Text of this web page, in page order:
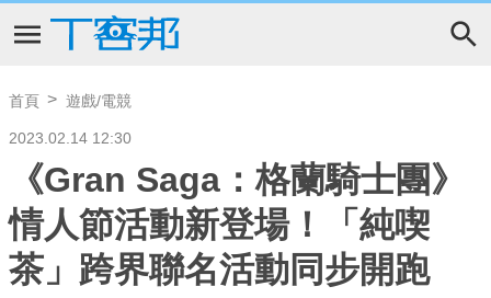
首頁 遊戲/電競
2023.02.14 12:30
《Gran Saga：格蘭騎士團》
情人節活動新登場！「純喫
茶」跨界聯名活動同步開跑